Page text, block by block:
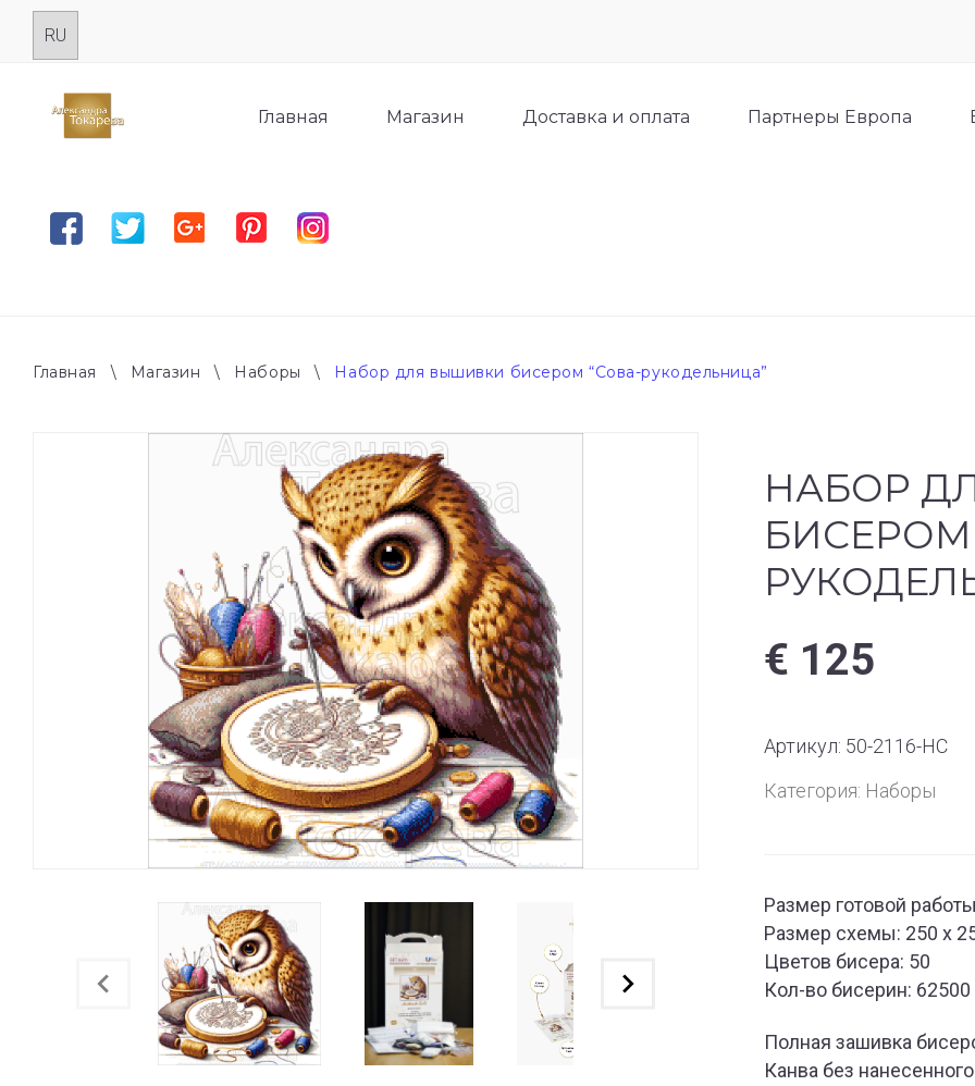
Skip
FacebookTwitterGoogle plus PinterestInstagram
Главная Магазин Доставка и оплата Партнеры Европа
Главная \ Магазин \ Наборы \ Набор для вышивки бисером “Сова-рукодельница”
НАБОР
БИСЕРОМ
€ 125
Артикул: 50-2116-НС
Категория: Наборы
Размер готовой
Размер схемы: 250 x
Цветов бисера: 50
Кол-во бисерин: 62500
Полная зашивка
Канва без